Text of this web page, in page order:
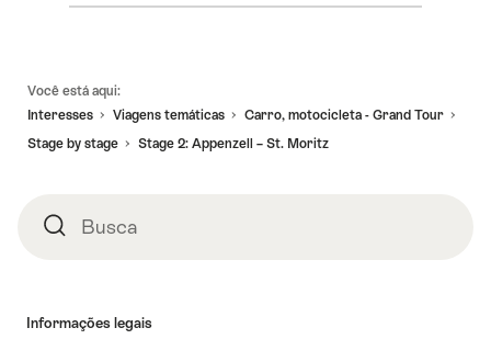
Você está aqui:
Interesses
Viagens temáticas
Carro, motocicleta - Grand Tour
Stage by stage
Stage 2: Appenzell – St. Moritz
BuscaBusca
Informações legais